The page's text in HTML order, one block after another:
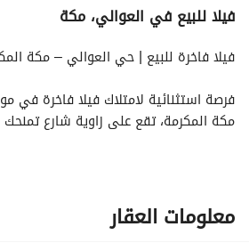
التفاصيل معلومات ترخيص الإعلان
فيلا للبيع في العوالي، مكة
فيلا فاخرة للبيع | حي العوالي – مكة
المساحة: 33 × 33 متر
معلومات العقار